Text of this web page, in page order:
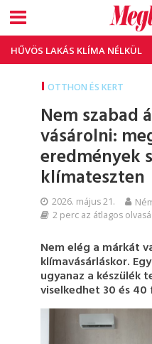
HŰVÖS LAKÁS KLÍMA NÉLKÜL
OTTHON ÉS KERT
Nem szabad
vásárolni:
eredmények
klímateszten
2026. május 21.
2 perc az átlagos
Nem elég a márkát
klímavásárláskor.
ugyanaz a készülék
viselkedhet 30 és 40